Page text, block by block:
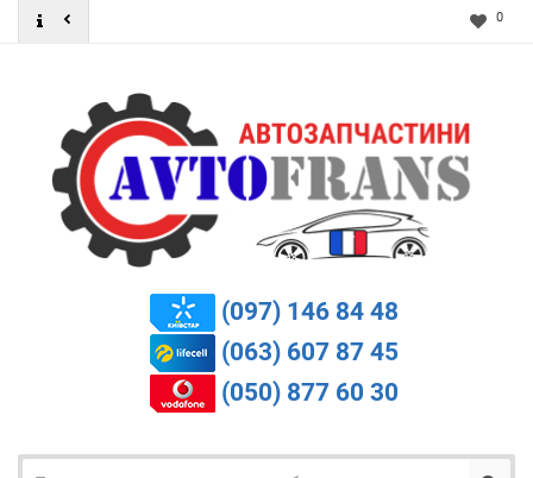
0
(097) 146 84 48
(063) 607 87 45
(050) 877 60 30